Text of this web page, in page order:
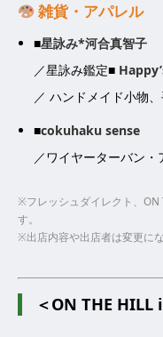
雑貨・アパレル
■星詠み*河合真智子
／星詠み鑑定■
／ ハンドメイド小物
■cokuhaku sense
／ワイヤーターバン・
※フレッシュダイレクト、ON
す。
※出店内容や出店者は変更に
＜ON THE HILL